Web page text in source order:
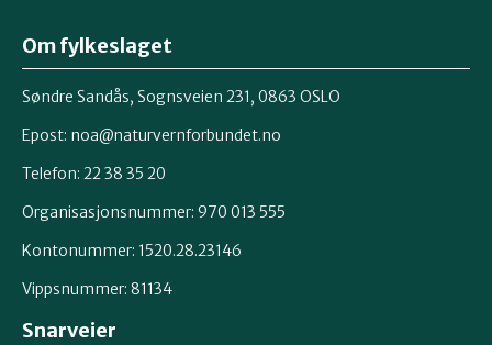
Om fylkeslaget
Søndre Sandås, Sognsveien 231, 0863 OSLO
Epost: noa@naturvernforbundet.no
Telefon: 22 38 35 20
Organisasjonsnummer: 970 013 555
Kontonummer: 1520.28.23146
Vippsnummer: 81134
Snarveier